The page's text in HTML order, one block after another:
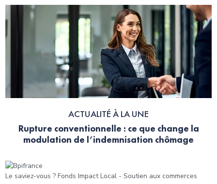
ACTUALITÉ À LA UNE
Rupture conventionnelle : ce que change la
modulation de l’indemnisation chômage
Le saviez-vous ?Fonds Impact Local - Soutien aux commerces